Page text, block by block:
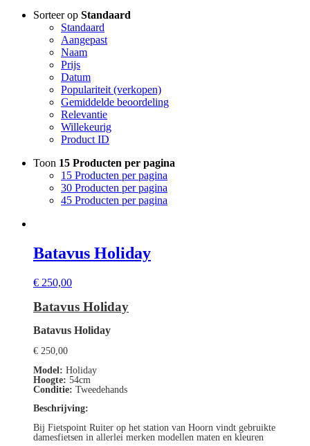
Sorteer op Standaard
Standaard
Aangepast
Naam
Prijs
Datum
Populariteit (verkopen)
Gemiddelde beoordeling
Relevantie
Willekeurig
Product ID
Toon 15 Producten per pagina
15 Producten per pagina
30 Producten per pagina
45 Producten per pagina
Batavus Holiday
€ 250,00
Batavus Holiday
Batavus Holiday
€ 250,00
Model: Holiday
Hoogte: 54cm
Conditie: Tweedehands
Beschrijving:
Bij Fietspoint Ruiter op het station van Hoorn vindt gebruikte
damesfietsen in allerlei merken modellen maten en kleuren